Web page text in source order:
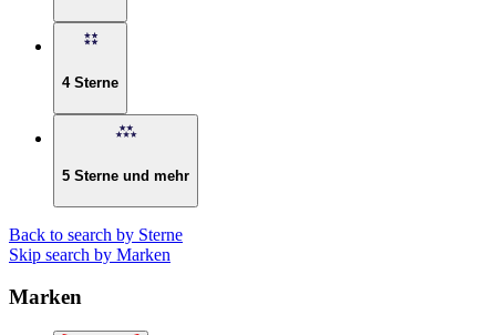
4 Sterne
5 Sterne und mehr
Back to search by Sterne
Skip search by Marken
Marken